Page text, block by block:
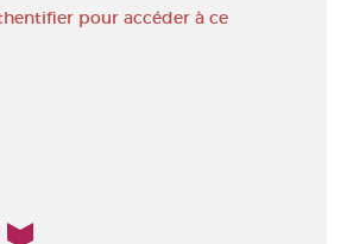
pour accéder à ce